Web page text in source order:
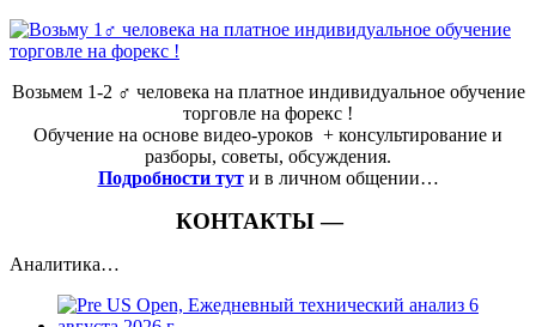
Возьмем 1-2 ‍♂️ человека на платное индивидуальное обучение
торговле на форекс !
Обучение на основе видео-уроков ️ + консультирование и
разборы, советы, обсуждения.
Подробности тут и в личном общении…
КОНТАКТЫ —
Аналитика…